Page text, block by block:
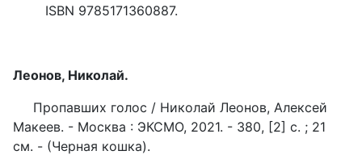
ISBN 9785171360887.
Леонов, Николай.
Пропавших голос / Николай Леонов, Алексей
Макеев. - Москва : ЭКСМО, 2021. - 380, [2] с. ; 21
см. - (Черная кошка).